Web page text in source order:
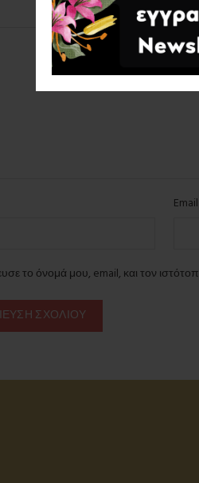
Email
το όνομά μου, email, και τον